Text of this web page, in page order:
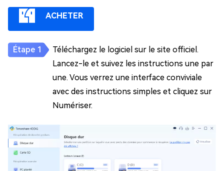
ACHETER
Téléchargez le logiciel sur le site officiel.
Lancez-le et suivez les instructions une par
une. Vous verrez une interface conviviale
avec des instructions simples et cliquez sur
Numériser.